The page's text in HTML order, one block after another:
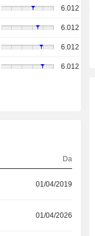
6.012
6.012
6.012
6.012
Da
01/04/2019
01/04/2026